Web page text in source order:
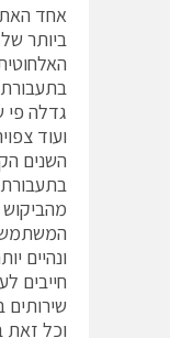
אחד
ביותר
גדלה פי
ועוד
השנים
מהביקוש
ונהיים
חייבים
שירותים
וכל זאת